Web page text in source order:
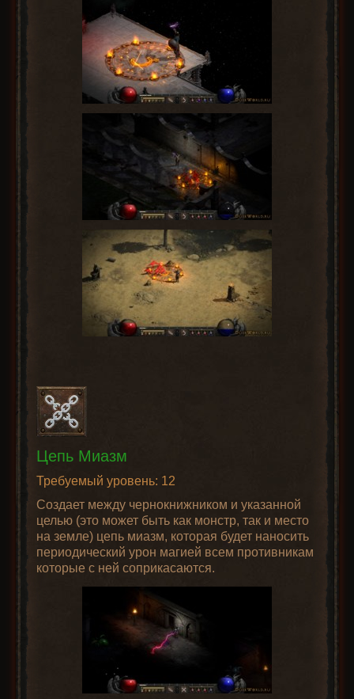
Цепь Миазм
Требуемый уровень: 12
Создает между чернокнижником и указанной
целью (это может быть как монстр, так и место
на земле) цепь миазм, которая будет наносить
периодический урон магией всем противникам
которые с ней соприкасаются.